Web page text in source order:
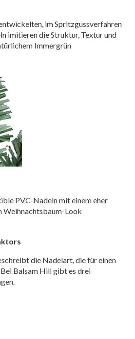
im Spritzgussverfahren
imitieren die Struktur, Textur und
Immergrün
PVC-Nadeln mit einem eher
Weihnachtsbaum-Look
die Nadelart, die für einen
Balsam Hill gibt es drei